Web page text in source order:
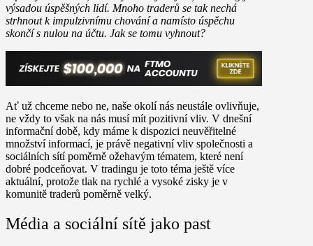
výsadou úspěšných lidí. Mnoho traderů se tak nechá
strhnout k impulzivnímu chování a namísto úspěchu
skončí s nulou na účtu. Jak se tomu vyhnout?
Ať už chceme nebo ne, naše okolí nás neustále ovlivňuje,
ne vždy to však na nás musí mít pozitivní vliv. V dnešní
informační době, kdy máme k dispozici neuvěřitelné
množství informací, je právě negativní vliv společnosti a
sociálních sítí poměrně ožehavým tématem, které není
dobré podceňovat. V tradingu je toto téma ještě více
aktuální, protože tlak na rychlé a vysoké zisky je v
komunitě traderů poměrně velký.
Média a sociální sítě jako past